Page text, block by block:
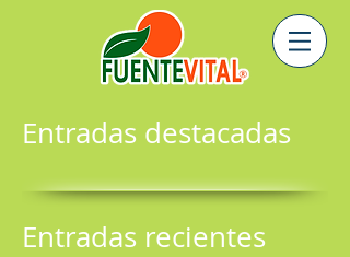
Entradas destacadas
Entradas recientes